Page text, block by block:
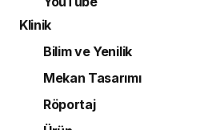
Klinik
Bilim ve Yenilik
Mekan Tasarımı
Röportaj